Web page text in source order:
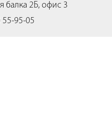
балка 2Б, офис 3
55-95-05